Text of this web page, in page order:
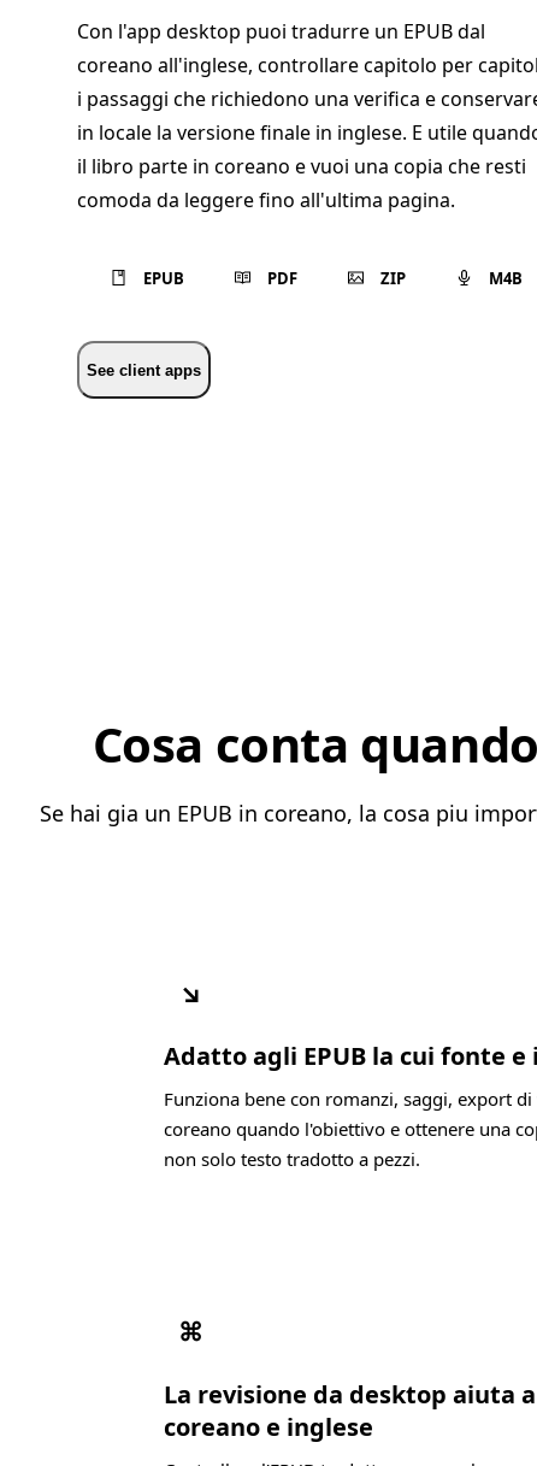
Con l'app desktop puoi tradurre un EPUB dal
coreano all'inglese, controllare capitolo per
i passaggi che richiedono una verifica e
in locale la versione finale in inglese. E utile
il libro parte in coreano e vuoi una copia che resti
comoda da leggere fino all'ultima pagina.
EPUB PDF ZIP M4B
See client apps
Cosa conta
Se hai gia un EPUB in coreano, la cosa piu
↘
Adatto agli EPUB la cui fonte e
Funziona bene con romanzi, saggi, export
coreano quando l'obiettivo e ottenere una
non solo testo tradotto a pezzi.
⌘
La revisione da desktop aiuta
coreano e inglese